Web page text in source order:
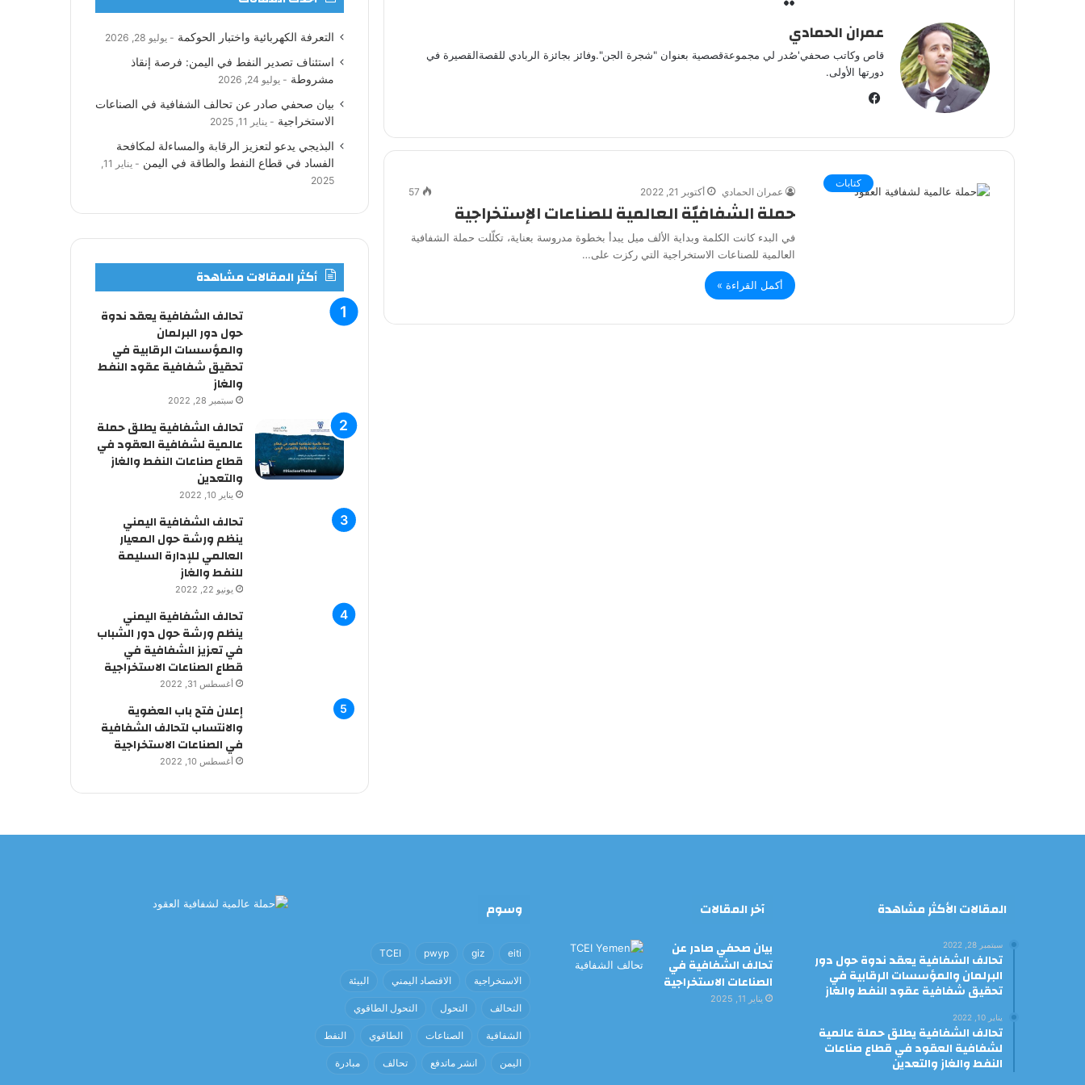
عمران الحمادي
قاص وكاتب صحفي'صُدر لي مجموعةقصصية بعنوان "شجرة الجن".وفائز بجائزة الربادي للقصةالقصيرة في
دورتها الأولى.
س
ب
و
ك
كتابات
عمران الحمادي أكتوبر 21, 2022 57
حملة الشفافيّة العالمية للصناعات الإستخراجية
في البدء كانت الكلمة وبداية الألف ميل يبدأ بخطوة مدروسة بعناية، تكلّلت حملة الشفافية
العالمية للصناعات الاستخراجية التي ركزت على…
أكمل القراءة »
ب
و
ك
ت
ر
ك
د
إ
ن
ي
و
ت
ق
ا
م
ص
ا
م
و
ق
R
التعرفة الكهربائية واختبار الحوكمة يوليو 28, 2026
استئناف تصدير النفط في اليمن: فرصة إنقاذ
مشروطة
يوليو 24, 2026
بيان صحفي صادر عن تحالف الشفافية في الصناعات
الاستخراجية
يناير 11, 2025
البذيجي يدعو لتعزيز الرقابة والمساءلة لمكافحة
الفساد في قطاع النفط والطاقة في اليمن
2025
أكثر المقالات مشاهدة
تحالف الشفافية يعقد ندوة
حول دور البرلمان
والمؤسسات الرقابية في
تحقيق شفافية عقود النفط
والغاز
سبتمبر 28, 2022
تحالف الشفافية يطلق حملة
عالمية لشفافية العقود في
قطاع صناعات النفط والغاز
والتعدين
يناير 10, 2022
تحالف الشفافية اليمني
ينظم ورشة حول المعيار
العالمي للإدارة السليمة
للنفط والغاز
يونيو 22, 2022
تحالف الشفافية اليمني
ينظم ورشة حول دور الشباب
في تعزيز الشفافية في
قطاع الصناعات الاستخراجية
أغسطس 31, 2022
إعلان فتح باب العضوية
والانتساب لتحالف الشفافية
في الصناعات الاستخراجية
أغسطس 10, 2022
المقالات الأكثر مشاهدة
سبتمبر 28, 2022
تحالف الشفافية يعقد ندوة حول دور
البرلمان والمؤسسات الرقابية في
تحقيق شفافية عقود النفط والغاز
يناير 10, 2022
تحالف الشفافية يطلق حملة عالمية
لشفافية العقود في قطاع صناعات
النفط والغاز والتعدين
آخر المقالات
بيان صحفي صادر عن
تحالف الشفافية في
الصناعات الاستخراجية
يناير 11, 2025
وسوم
eiti
giz
pwyp
TCEI
الاستخراجية الاقتصاد اليمني البيئة
التحالف التحول التحول الطاقوي
الشفافية الصناعات الطاقوي النفط
اليمن انشر ماتدفع تحالف مبادرة